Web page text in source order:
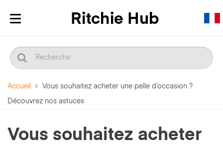
Afficher/masquer
navigation
Accueil » Vous souhaitez acheter une pelle d’occasion ?
Découvrez nos astuces
Vous souhaitez acheter